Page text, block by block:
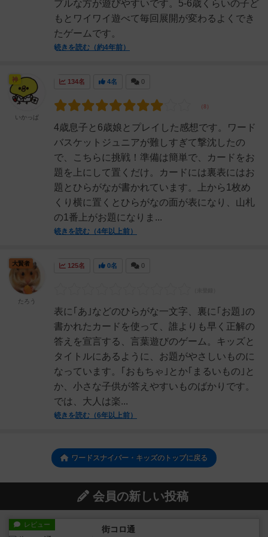
プルな方が遊びやすいです。5-6歳くらいの子ど
もとワイワイ遊べて毎回展開が変わるよくでき
たゲームです。
続きを読む（約4年前）
134名 4名 0
4歳息子と6歳娘とプレイした感想です。ワード
バスケットジュニアが難しすぎて撃沈したの
で、こちらに挑戦！準備は簡単で、カードをお
題を上にして置くだけ。カードには裏表にはお
題とひらがなが書かれています。上から1枚め
くり横に置くとひらがなの面が表になり、山札
の1番上がお題になりま...
続きを読む（4年以上前）
神
いかっぱ
125名 0名 0
表に｢あ｣などのひらがな一文字、裏に｢お題｣の
書かれたカードを使って、誰よりも早く正解の
答えを宣言する、言葉遊びのゲーム。キッズと
タイトルにあるように、お題がやさしいものに
なっています。｢おもちゃ｣とか｢まるいもの｣と
か、小さな子供が答えやすいものばかりです。
では、大人は楽...
続きを読む（6年以上前）
大賢者
たろう
ワードスナイパー・キッズのトップに戻る
会員の新しい投稿
レビュー 街コロ通